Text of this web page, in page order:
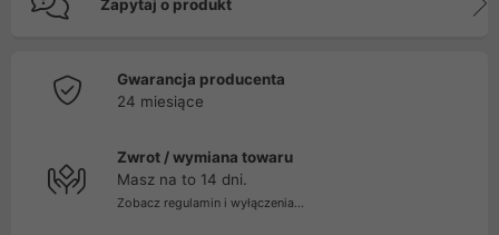
Zapytaj o produkt
Gwarancja producenta
24 miesiące
Zwrot / wymiana towaru
Masz na to 14 dni.
Zobacz regulamin i wyłączenia...